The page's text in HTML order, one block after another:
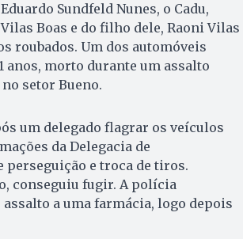
Sundfeld Nunes, o Cadu,
Boas e do filho dele, Raoni Vilas
roubados. Um dos automóveis
anos, morto durante um assalto
setor Bueno.
um delegado flagrar os veículos
da Delegacia de
perseguição e troca de tiros.
conseguiu fugir. A polícia
a uma farmácia, logo depois